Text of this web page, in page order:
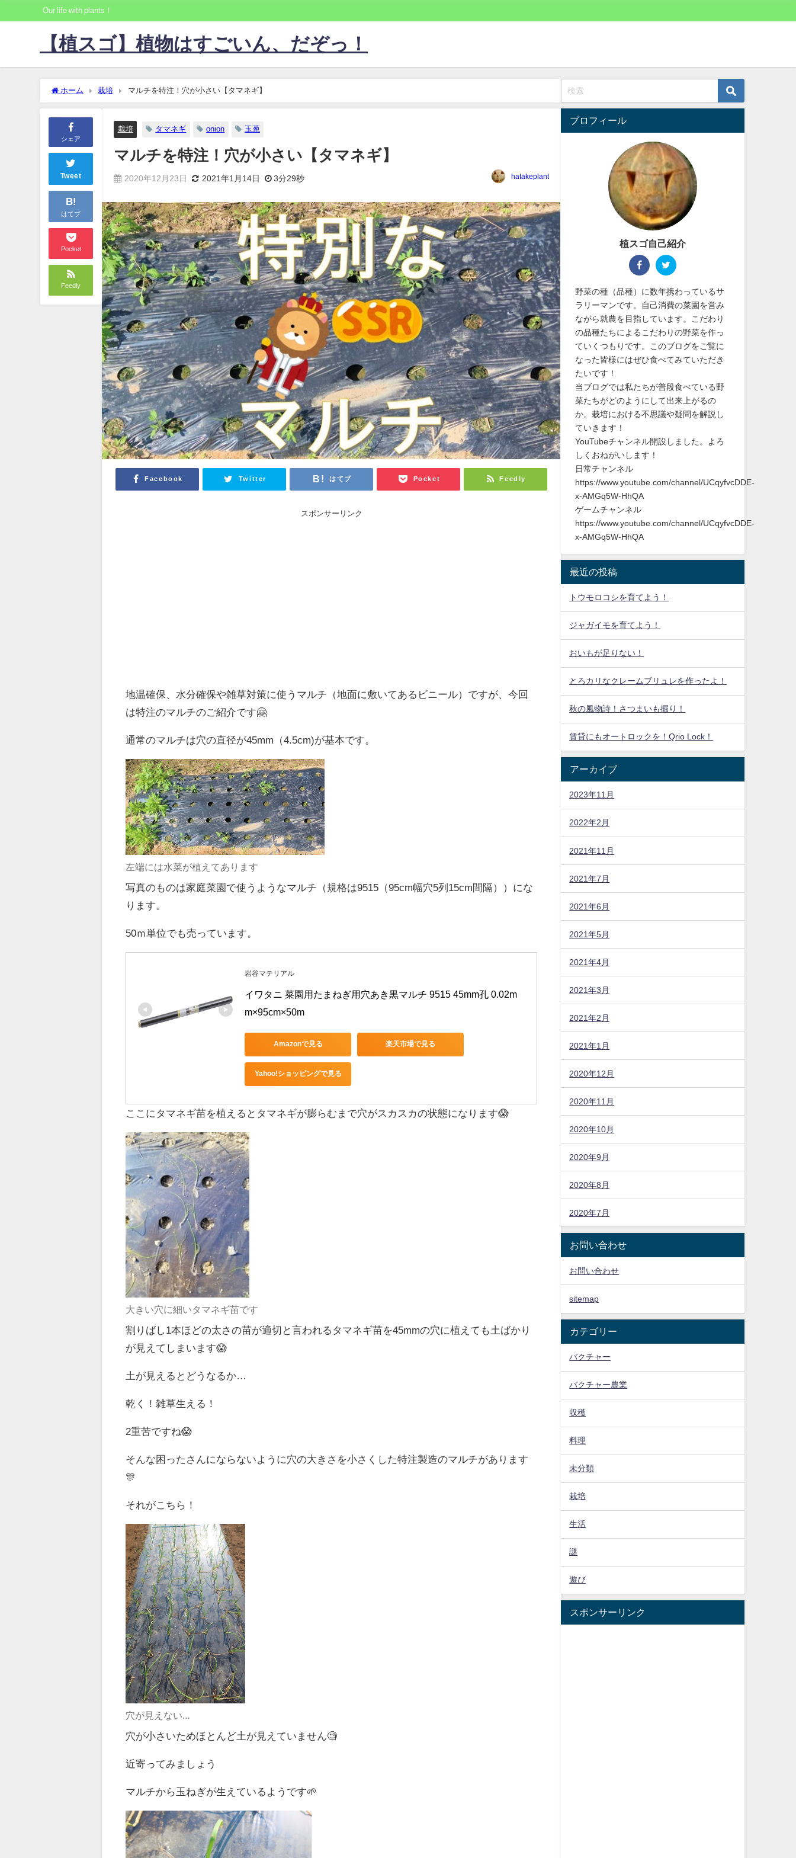
Our life with plants！
【植スゴ】植物はすごいん、だぞっ！
ホーム 栽培 マルチを特注！穴が小さい【タマネギ】
シェア
Tweet
B!
はてブ
Pocket
Feedly
栽培 タマネギ onion 玉葱
マルチを特注！穴が小さい【タマネギ】
2020年12月23日 2021年1月14日 3分29秒 hatakeplant
Facebook Twitter はてブ Pocket Feedly
スポンサーリンク
地温確保、水分確保や雑草対策に使うマルチ（地面に敷いてあるビニール）ですが、今回
は特注のマルチのご紹介です🤗
通常のマルチは穴の直径が45mm（4.5cm)が基本です。
左端には水菜が植えてあります
写真のものは家庭菜園で使うようなマルチ（規格は9515（95cm幅穴5列15cm間隔））にな
ります。
50ｍ単位でも売っています。
岩谷マテリアル
イワタニ 菜園用たまねぎ用穴あき黒マルチ 9515 45mm孔 0.02m
m×95cm×50m
Amazonで見る 楽天市場で見る
Yahoo!ショッピングで見る
ここにタマネギ苗を植えるとタマネギが膨らむまで穴がスカスカの状態になります😱
大きい穴に細いタマネギ苗です
割りばし1本ほどの太さの苗が適切と言われるタマネギ苗を45mmの穴に植えても土ばかり
が見えてしまいます😱
土が見えるとどうなるか…
乾く！雑草生える！
2重苦ですね😱
そんな困ったさんにならないように穴の大きさを小さくした特注製造のマルチがあります
🎊
それがこちら！
穴が見えない…
穴が小さいためほとんど土が見えていません🧐
近寄ってみましょう
マルチから玉ねぎが生えているようです🌱
プロフィール
植スゴ自己紹介
野菜の種（品種）に数年携わっているサ
ラリーマンです。自己消費の菜園を営み
ながら就農を目指しています。こだわり
の品種たちによるこだわりの野菜を作っ
ていくつもりです。このブログをご覧に
なった皆様にはぜひ食べてみていただき
たいです！
当ブログでは私たちが普段食べている野
菜たちがどのようにして出来上がるの
か。栽培における不思議や疑問を解説し
ていきます！
YouTubeチャンネル開設しました。よろ
しくおねがいします！
日常チャンネル
https://www.youtube.com/channel/UCqyfvcDDE-
x-AMGq5W-HhQA
ゲームチャンネル
https://www.youtube.com/channel/UCqyfvcDDE-
x-AMGq5W-HhQA
最近の投稿
トウモロコシを育てよう！
ジャガイモを育てよう！
おいもが足りない！
とろカリなクレームブリュレを作ったよ！
秋の風物詩！さつまいも掘り！
賃貸にもオートロックを！Qrio Lock！
アーカイブ
2023年11月
2022年2月
2021年11月
2021年7月
2021年6月
2021年5月
2021年4月
2021年3月
2021年2月
2021年1月
2020年12月
2020年11月
2020年10月
2020年9月
2020年8月
2020年7月
お問い合わせ
お問い合わせ
sitemap
カテゴリー
バクチャー
バクチャー農業
収穫
料理
未分類
栽培
生活
謎
遊び
スポンサーリンク